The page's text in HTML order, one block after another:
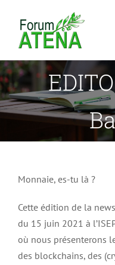
contenu
Monnaie, es-tu là ?
Cette édition de la
du 15 juin 2021 à
où nous présenterons
des blockchains, des